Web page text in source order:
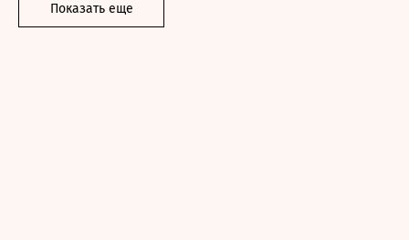
Показать еще